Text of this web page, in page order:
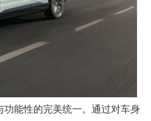
能性的完美统一。通过对车身